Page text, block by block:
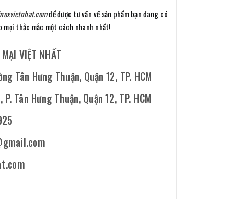
để được tư vấn về sản phẩm bạn đang có
thắc mắc một cách nhanh nhất!
VIỆT NHẤT
Hưng Thuận, Quận 12, TP. HCM
Tân Hưng Thuận, Quận 12, TP. HCM